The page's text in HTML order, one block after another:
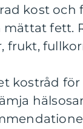
kost
mättat
frukt,
kostråd